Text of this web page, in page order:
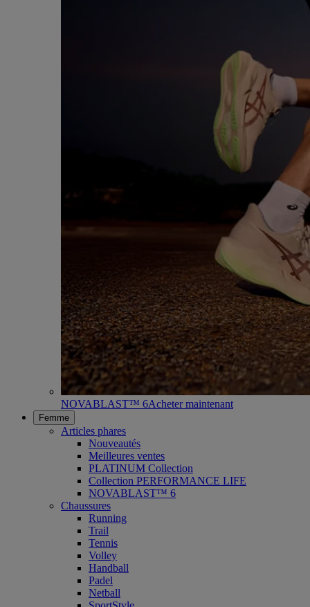
NOVABLAST™ 6Acheter maintenant
Femme
Articles phares
Nouveautés
Meilleures ventes
PLATINUM Collection
Collection PERFORMANCE LIFE
NOVABLAST™ 6
Chaussures
Running
Trail
Tennis
Volley
Handball
Padel
Netball